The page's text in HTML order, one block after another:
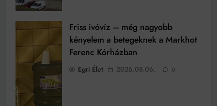
Friss ivóvíz – még nagyobb
kényelem a betegeknek a Markhot
Ferenc Kórházban
Egri Élet 2026.08.06. 0